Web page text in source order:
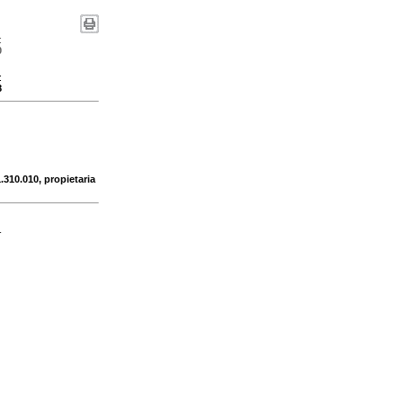
propietaria